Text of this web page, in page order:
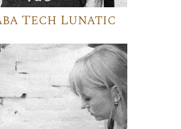
Tech Lunatic